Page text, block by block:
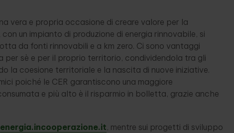
vera e propria occasione di creare valore per la
un impianto di produzione di energia rinnovabile, si
da fonti rinnovabili e a km zero. Ci sono vantaggi
per sè e per il proprio territorio, condividendola tra gli
la coesione territoriale e la nascita di nuove iniziative.
poiché le CER garantiscono una maggiore
e più alto è il risparmio in bolletta, grazie anche
energia.incooperazione.it, mentre sui progetti di sviluppo